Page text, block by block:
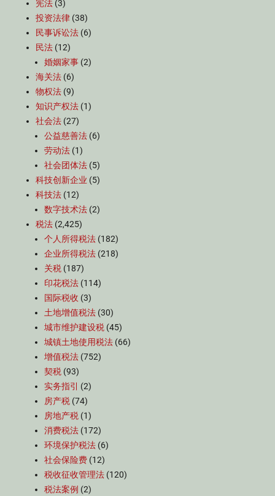
宪法 (3)
投资法律 (38)
民事诉讼法 (6)
民法 (12)
婚姻家事 (2)
海关法 (6)
物权法 (9)
知识产权法 (1)
社会法 (27)
公益慈善法 (6)
劳动法 (1)
社会团体法 (5)
科技创新企业 (5)
科技法 (12)
数字技术法 (2)
税法 (2,425)
个人所得税法 (182)
企业所得税法 (218)
关税 (187)
印花税法 (114)
国际税收 (3)
土地增值税法 (30)
城市维护建设税 (45)
城镇土地使用税法 (66)
增值税法 (752)
契税 (93)
实务指引
(2)
房产税 (74)
房地产税 (1)
消费税法 (172)
环境保护税法 (6)
社会保险费 (12)
税收征收管理法 (120)
税法案例 (2)